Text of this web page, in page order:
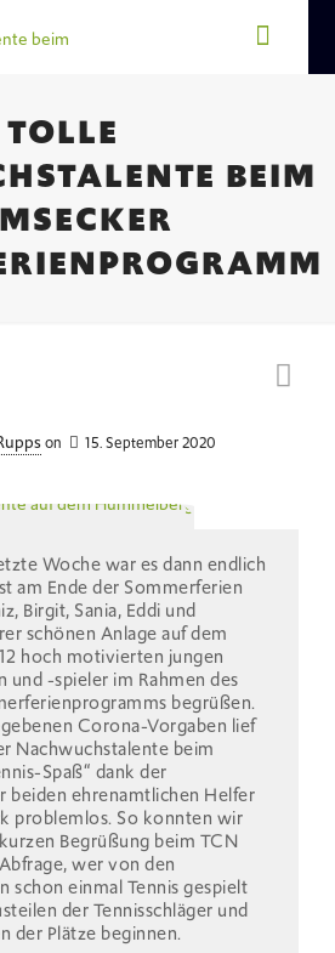
TOLLE
BEIM
on 15. September 2020
Woche war es dann endlich
am Ende der Sommerferien
Birgit, Sania, Eddi und
schönen Anlage auf dem
hoch motivierten jungen
und -spieler im Rahmen des
begrüßen.
Corona-Vorgaben lief
Nachwuchstalente beim
Spaß“ dank der
beiden ehrenamtlichen Helfer
problemlos. So konnten wir
Begrüßung beim TCN
wer von den
schon einmal Tennis gespielt
der Tennisschläger und
der Plätze beginnen.